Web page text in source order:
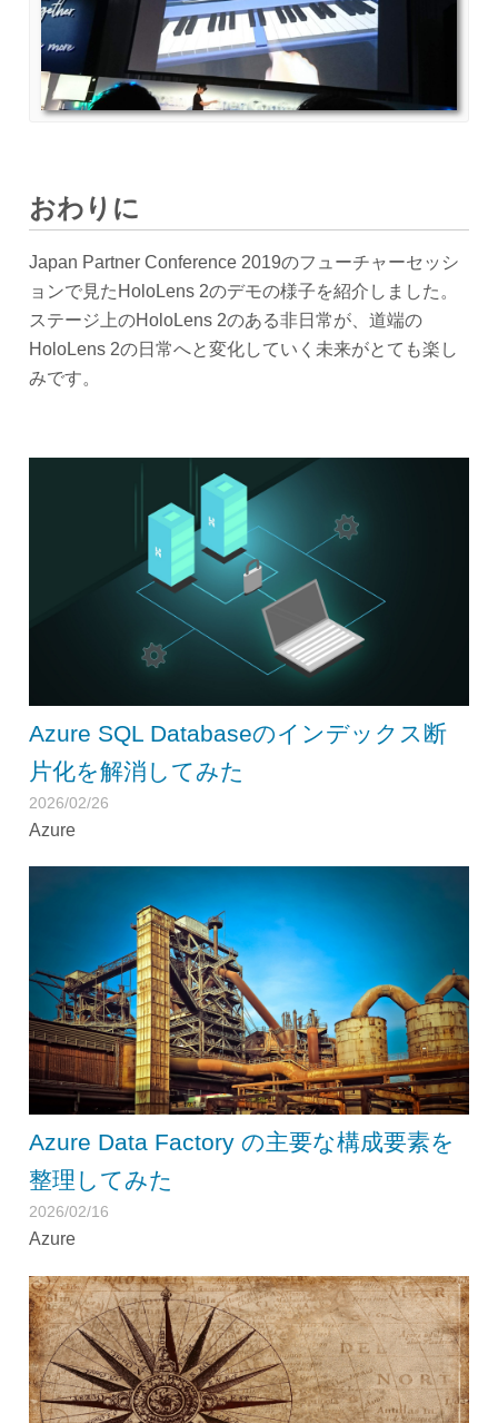
おわりに
Japan Partner Conference 2019のフューチャーセッシ
ョンで見たHoloLens 2のデモの様子を紹介しました。
ステージ上のHoloLens 2のある非日常が、道端の
HoloLens 2の日常へと変化していく未来がとても楽し
みです。
Azure SQL Databaseのインデックス断
片化を解消してみた
2026/02/26
Azure
Azure Data Factory の主要な構成要素を
整理してみた
2026/02/16
Azure